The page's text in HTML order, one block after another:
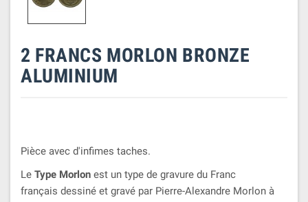
2 FRANCS MORLON BRONZE
ALUMINIUM
Pièce avec d'infimes taches.
Le Type Morlon est un type de gravure du Franc
français dessiné et gravé par Pierre-Alexandre Morlon à